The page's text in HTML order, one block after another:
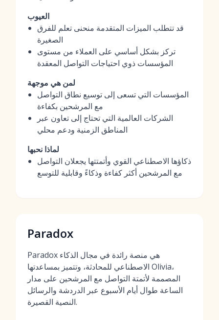
العيوب
قد تتطلب الميزات المتقدمة منحنى تعلم للفرق
الصغيرة
تركز بشكل أساسي على العملاء من مستوى
المؤسسات ذوي احتياجات التواصل المعقدة
لمن هي موجهة
المؤسسات التي تسعى إلى توسيع نطاق التواصل
مع المرشحين بكفاءة
الشركات العالمية التي تحتاج إلى تعاون عبر
المناطق الزمنية ودعم محلي
لماذا نحبها
ذكاؤها الاصطناعي القوي وأتمتتها يجعلان التواصل
مع المرشحين أكثر كفاءة وذكاءً وقابلية للتوسع
Paradox
Paradox هي منصة رائدة في مجال الذكاء
الاصطناعي للمحادثة، وتتميز بمساعدتها Olivia،
المصممة لأتمتة التواصل مع المرشحين على مدار
الساعة طوال أيام الأسبوع عبر الدردشة والرسائل
النصية القصيرة.